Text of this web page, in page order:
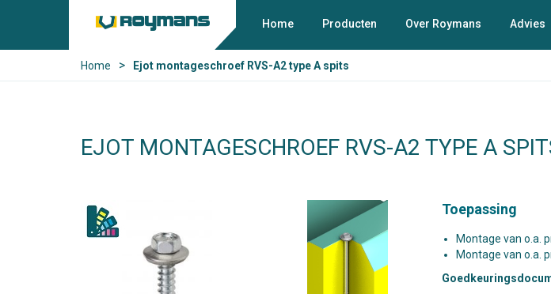
Home Producten Over Roymans Advies
Home > Ejot montageschroef RVS-A2 type A spits
EJOT MONTAGESCHROEF RVS-A2 TYPE A
Toepassing
Montage van o.a.
Montage van o.a.